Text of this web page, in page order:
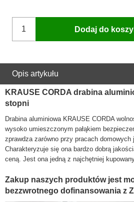
Dodaj do
Opis artykułu
KRAUSE CORDA drabina
stopni
Drabina aluminiowa KRAUSE CORDA
wysoko umieszczonym pałąkiem
zprawdza zarówno przy pracach domowych
Charakteryzuje się ona bardzo dobrą
ceną. Jest ona jedną z najchętniej
Zakup naszych produktów jest
bezzwrotnego dofinansowania z